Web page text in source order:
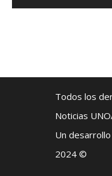
Todos los
Noticias
Un
2024 ©